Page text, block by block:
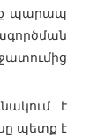
պարապ
է
պետք է